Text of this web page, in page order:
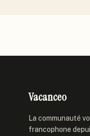
Vacanceo
La communauté
francophone